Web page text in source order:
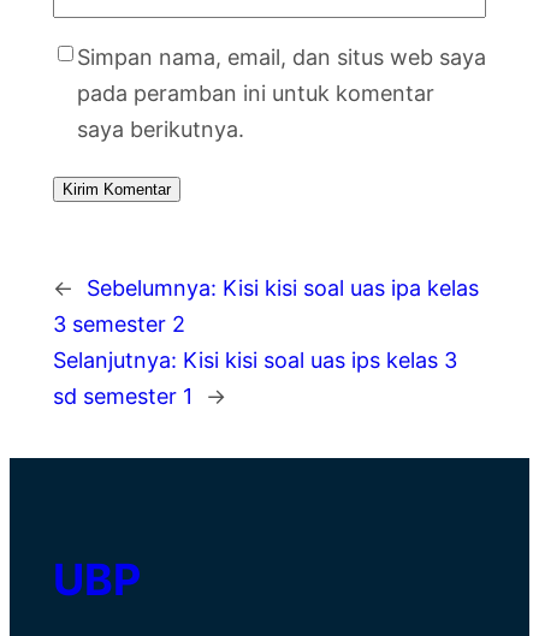
Simpan nama, email, dan situs web saya
pada peramban ini untuk komentar
saya berikutnya.
← Sebelumnya: Kisi kisi soal uas ipa kelas
3 semester 2
Selanjutnya: Kisi kisi soal uas ips kelas 3
sd semester 1
→
UBP